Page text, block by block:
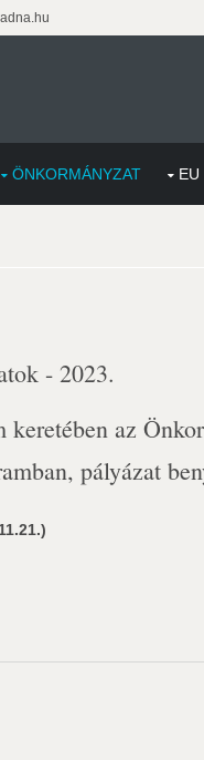
ÖNKORMÁNYZAT EU
- 2023.
az
pályázat